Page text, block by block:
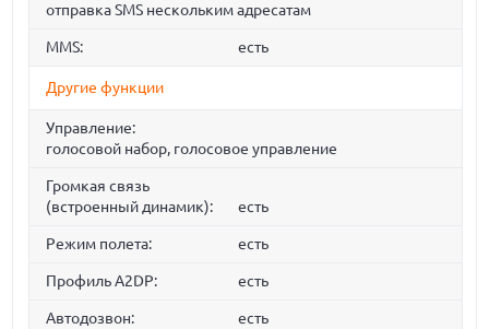
отправка SMS нескольким адресатам
MMS: есть
Другие функции
Управление:
голосовой набор, голосовое управление
Громкая связь
(встроенный динамик):
есть
Режим полета: есть
Профиль A2DP: есть
Автодозвон: есть